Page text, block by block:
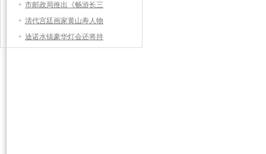
市邮政局推出《畅游长三
清代宫廷画家黄山寿人物
迪诺水镇豪华灯会还将持